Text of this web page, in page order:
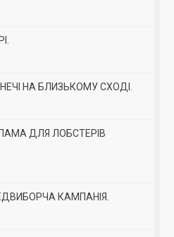
НА БЛИЗЬКОМУ СХОДІ.
ДЛЯ ЛОБСТЕРІВ
КАМПАНІЯ.